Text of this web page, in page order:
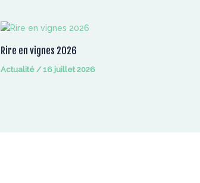
Rire en vignes 2026
Actualité /16 juillet 2026